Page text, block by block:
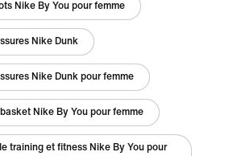
Nike By You pour femme
Nike Dunk
Nike Dunk pour femme
Nike By You pour femme
training et fitness Nike By You pour